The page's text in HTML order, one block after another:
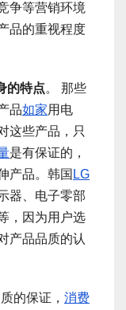
争等营销环境
品的重视程度
的特点。 那些
品如家用电
这些产品，只
是有保证的，
产品。韩国 LG
器、电子零部
，因为用户选
产品品质的认
的保证， 消费